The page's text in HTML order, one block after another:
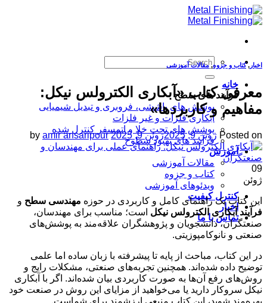
Skip
to
خانه
فرآیند های سطح
پوشش های پاششی، فروبری و تبدیل شیمیایی
آبکاری فلزات و غیر فلزات
پوشش های تحت خلا و اتمسفر کنترل شده
فرآیند های بهبود سطوح
آموزش
مقالات آموزشی
کتاب و جزوه
ویدئوهای آموزشی
کنترل کیفیت
اخبار
تماس با ما
اخبار ,کتاب و جزوه, مقالات آموزشی
معرفی کتاب «آبکاری الکترولس نیکل:
مفاهیم و کاربردها»
Posted on ژوئن 9, 2025 ژوئن 9, 2025 by amir ansaripour
09
ژوئن
این کتاب یک راهنمای کامل و کاربردی در حوزه مهندسی سطح و
فرآیند آبکاری الکترولس نیکل است؛ مناسب برای مهندسان،
صنعتگران، دانشجویان و پژوهشگران علاقه‌مند به پوشش‌های
صنعتی و نانوکامپوزیتی.
در این کتاب، مباحث از پایه تا پیشرفته با زبان ساده اما علمی
توضیح داده شده‌اند. همچنین تجربه‌های صنعتی، مشکلات رایج و
روش‌های رفع آن‌ها به صورت کاربردی بیان شده‌اند. اگر با آبکاری
نیکل سروکار دارید یا می‌خواهید از مزایای این روش در صنعت خود
بهره‌مند شوید، این کتاب منبعی ارزشمند برای شماست.